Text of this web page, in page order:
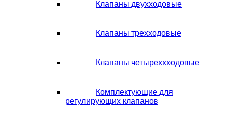
Клапаны двухходовые
Клапаны трехходовые
Клапаны четыреххходовые
Комплектующие для
регулирующих клапанов